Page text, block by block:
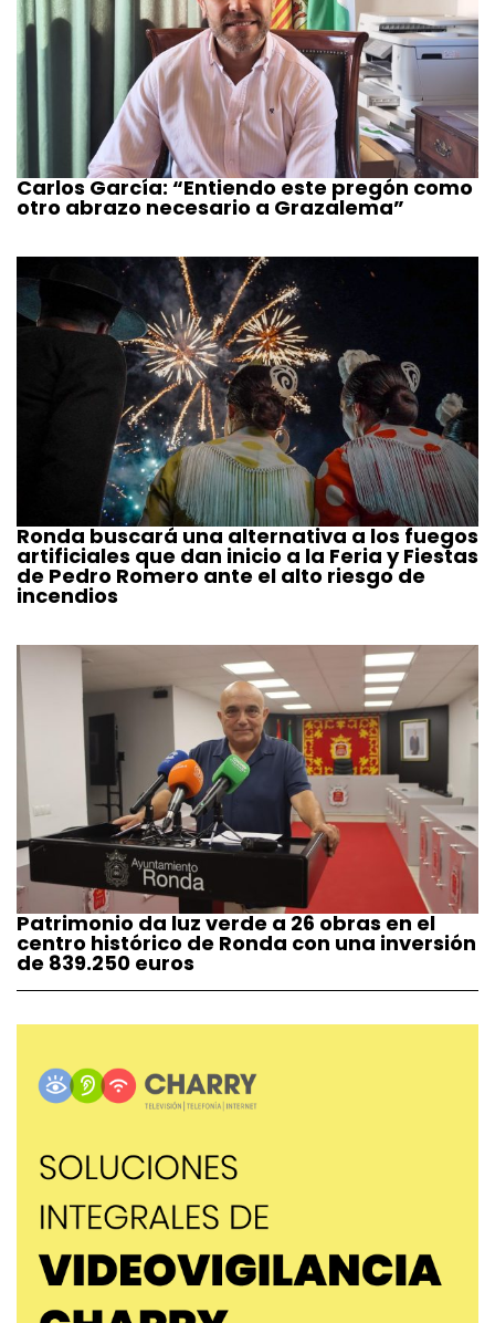
Carlos García: “Entiendo este pregón como
otro abrazo necesario a Grazalema”
Ronda buscará una alternativa a los fuegos
artificiales que dan inicio a la Feria y Fiestas
de Pedro Romero ante el alto riesgo de
incendios
Patrimonio da luz verde a 26 obras en el
centro histórico de Ronda con una inversión
de 839.250 euros